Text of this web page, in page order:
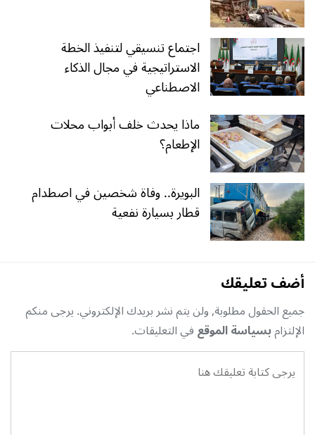
اجتماع تنسيقي لتنفيذ الخطة
الاستراتيجية في مجال الذكاء
الاصطناعي
ماذا يحدث خلف أبواب محلات
الإطعام؟
البويرة.. وفاة شخصين في اصطدام
قطار بسيارة نفعية
أضف تعليقك
جميع الحقول مطلوبة, ولن يتم نشر بريدك الإلكتروني. يرجى منكم
الإلتزامبسياسة الموقعفي التعليقات.